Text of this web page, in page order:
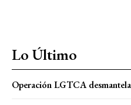
Lo Último
Operación LGTCA